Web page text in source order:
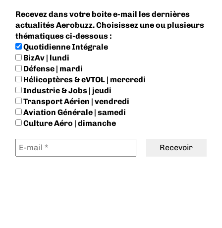
Recevez dans votre boite e-mail les dernières
actualités Aerobuzz. Choisissez une ou plusieurs
thématiques ci-dessous :
Quotidienne Intégrale
BizAv | lundi
Défense | mardi
Hélicoptères & eVTOL | mercredi
Industrie & Jobs | jeudi
Transport Aérien | vendredi
Aviation Générale | samedi
Culture Aéro | dimanche